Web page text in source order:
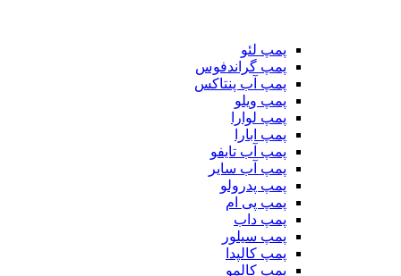
پمپ لئو
پمپ گراندفوس
پمپ آب پنتاکس
پمپ ویلو
پمپ لوارا
پمپ ابارا
پمپ آب تایفو
پمپ آب سایر
پمپ پدرولو
پمپ پی ام
پمپ داب
پمپ سیلور
پمپ کالپدا
پمپ کالمو